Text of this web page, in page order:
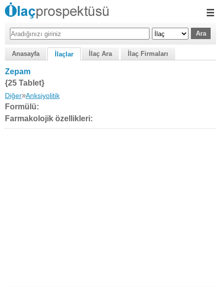
Anasayfa İlaçlar İlaç Ara İlaç Firmaları
Zepam
{25 Tablet}
Diğer»Anksiyolitik
Formülü:
Farmakolojik özellikleri: